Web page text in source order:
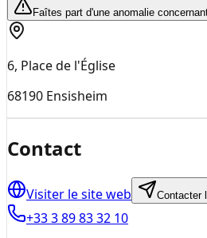
Faîtes part d'une anomalie
6, Place de l'Église
68190 Ensisheim
Contact
Visiter le site web Contacter
+33 3 89 83 32 10